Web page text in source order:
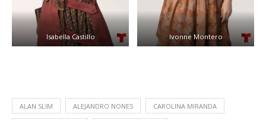
Isabella Castillo Ivonne Montero
ALAN SLIM ALEJANDRO NONES CAROLINA MIRANDA